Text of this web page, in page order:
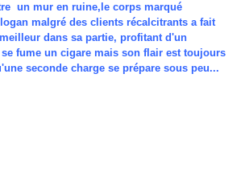
un mur en ruine,le corps marqué
malgré des clients récalcitrants a fait
dans sa partie, profitant d'un
fume un cigare mais son flair est toujours
seconde charge se prépare sous peu...